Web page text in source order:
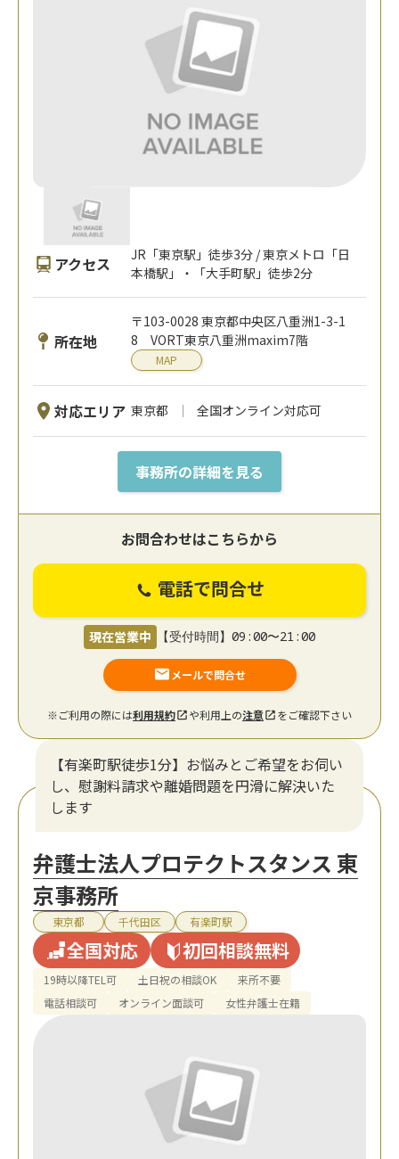
アクセス
JR「東京駅」徒歩3分 / 東京メトロ「日
本橋駅」・「大手町駅」徒歩2分
所在地
〒103-0028 東京都中央区八重洲1-3-1
8 VORT東京八重洲maxim7階
MAP
対応エリア 東京都 全国オンライン対応可
事務所の詳細を見る
お問合わせはこちらから
電話で問合せ
現在営業中 【受付時間】09:00〜21:00
メールで問合せ
※ご利用の際には利用規約 や利用上の注意 をご確認下さい
【有楽町駅徒歩1分】お悩みとご希望をお伺い
し、慰謝料請求や離婚問題を円滑に解決いた
します
弁護士法人プロテクトスタンス 東
京事務所
東京都 千代田区 有楽町駅
全国対応 初回相談無料
19時以降TEL可 土日祝の相談OK
来所不要
電話相談可
オンライン面談可 女性弁護士在籍